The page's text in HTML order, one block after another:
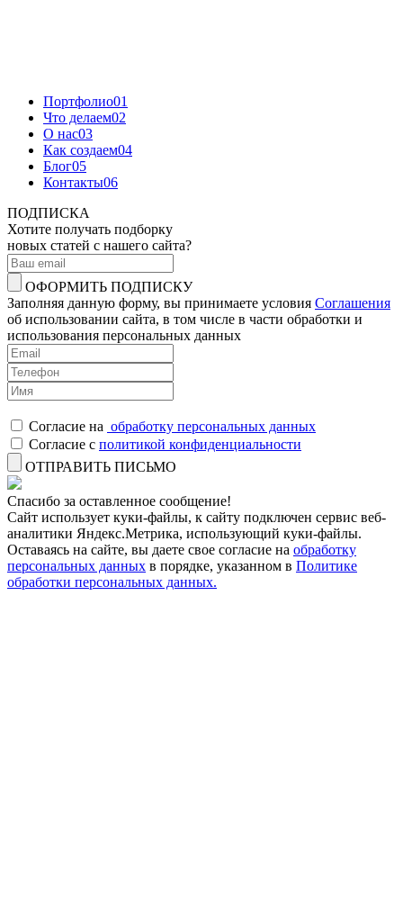
Портфолио01
Что делаем02
О нас03
Как создаем04
Блог05
Контакты06
ПОДПИСКА
Хотите получать подборку
новых статей с нашего сайта?
ОФОРМИТЬ ПОДПИСКУ
Заполняя данную форму, вы принимаете условия Соглашения
об использовании сайта, в том числе в части обработки и
использования персональных данных
Согласие на обработку персональных данных
Согласие с политикой конфиденциальности
ОТПРАВИТЬ ПИСЬМО
Спасибо за оставленное сообщение!
Сайт использует куки-файлы, к сайту подключен сервис веб-
аналитики Яндекс.Метрика, использующий куки-файлы.
Оставаясь на сайте, вы даете свое согласие на обработку
персональных данных в порядке, указанном в Политике
обработки персональных данных.